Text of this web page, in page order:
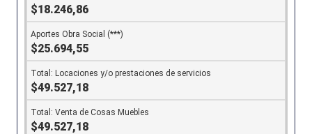
$18.246,86
$25.694,55
$49.527,18
$49.527,18